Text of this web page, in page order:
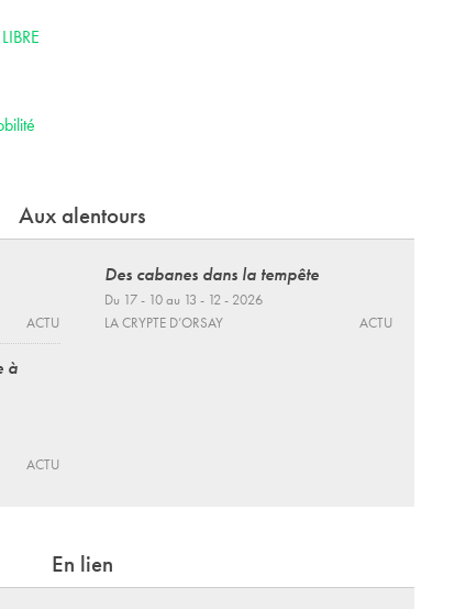
Aux alentours
ACTU
à
ACTU
Des cabanes dans la tempête
Du 17 - 10 au 13 - 12 - 2026
LA CRYPTE D’ORSAY
ACTU
En lien